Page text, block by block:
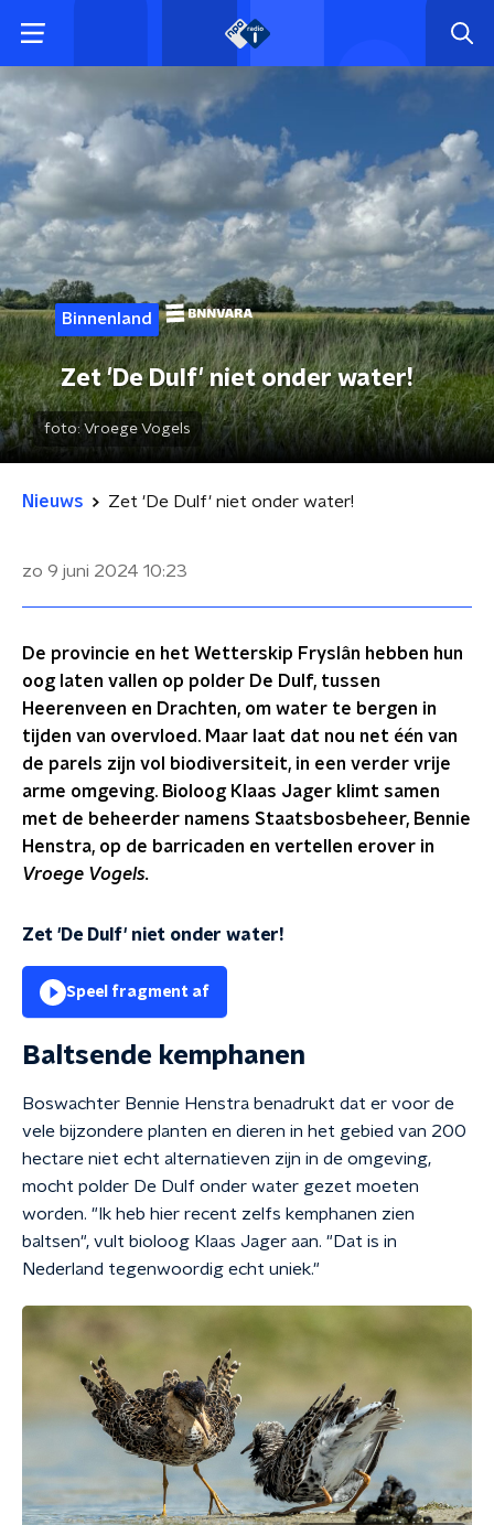
Binnenland
Zet 'De Dulf' niet onder water!
foto: Vroege Vogels
Nieuws Zet 'De Dulf' niet onder water!
zo 9 juni 2024 10:23
De provincie en het Wetterskip Fryslân hebben hun
oog laten vallen op polder De Dulf, tussen
Heerenveen en Drachten, om water te bergen in
tijden van overvloed. Maar laat dat nou net één van
de parels zijn vol biodiversiteit, in een verder vrije
arme omgeving. Bioloog Klaas Jager klimt samen
met de beheerder namens Staatsbosbeheer, Bennie
Henstra, op de barricaden en vertellen erover in
Vroege Vogels.
Zet 'De Dulf' niet onder water!
Speel fragment af
Baltsende kemphanen
Boswachter Bennie Henstra benadrukt dat er voor de
vele bijzondere planten en dieren in het gebied van 200
hectare niet echt alternatieven zijn in de omgeving,
mocht polder De Dulf onder water gezet moeten
worden. "Ik heb hier recent zelfs kemphanen zien
baltsen", vult bioloog Klaas Jager aan. "Dat is in
Nederland tegenwoordig echt uniek."